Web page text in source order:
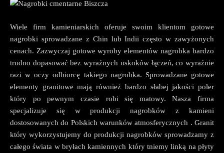
Wiele firm kamieniarskich oferuje swoim klientom gotowe
nagrobki sprowadzane z Chin lub Indii często w zawyżonych
cenach. Zazwyczaj gotowe wyroby elementów nagrobka bardzo
trudno dopasować bez wyraźnych uskoków łączeń, co wyraźnie
razi w oczy odbiorcę takiego nagrobka. Sprowadzane gotowe
elementy granitowe mają również bardzo słabej jakości poler
który po pewnym czasie robi się matowy. Nasza firma
specjalizuje się w produkcji nagrobków z kamieni
dostosowanych do Polskich warunków atmosferycznych . Granit
który wykorzystujemy do produkcji nagrobków sprowadzamy z
całego świata w bryłach kamiennych który tniemy linką na płyty